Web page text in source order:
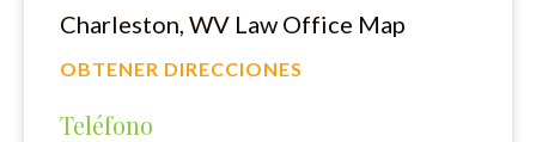
Charleston, WV Law Office Map
OBTENER DIRECCIONES
Teléfono